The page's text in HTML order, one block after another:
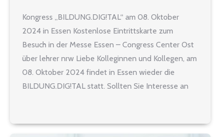
Kongress „BILDUNG.DIG!TAL“ am 08. Oktober
2024 in Essen Kostenlose Eintrittskarte zum
Besuch in der Messe Essen – Congress Center Ost
über lehrer nrw Liebe Kolleginnen und Kollegen, am
08. Oktober 2024 findet in Essen wieder die
BILDUNG.DIG!TAL statt. Sollten Sie Interesse an